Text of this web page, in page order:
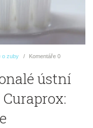
o zuby Komentáře 0
ústní